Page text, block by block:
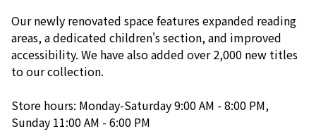
Our newly renovated space features expanded reading
areas, a dedicated children's section, and improved
accessibility. We have also added over 2,000 new titles
to our collection.
Store hours: Monday-Saturday 9:00 AM - 8:00 PM,
Sunday 11:00 AM - 6:00 PM